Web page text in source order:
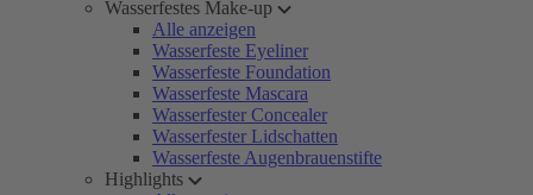
Wasserfestes Make-up
Alle anzeigen
Wasserfeste Eyeliner
Wasserfeste Foundation
Wasserfeste Mascara
Wasserfester Concealer
Wasserfester Lidschatten
Wasserfeste Augenbrauenstifte
Highlights